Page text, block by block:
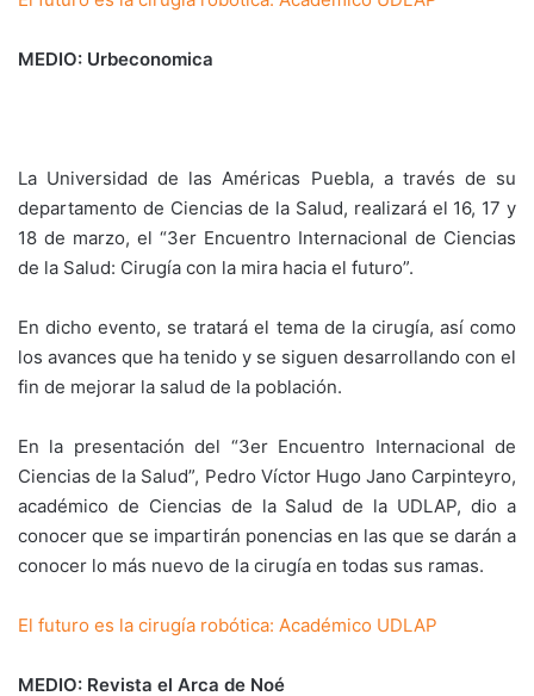
MEDIO: Urbeconomica
La Universidad de las Américas Puebla, a través de su
departamento de Ciencias de la Salud, realizará el 16, 17 y
18 de marzo, el “3er Encuentro Internacional de Ciencias
de la Salud: Cirugía con la mira hacia el futuro”.
En dicho evento, se tratará el tema de la cirugía, así como
los avances que ha tenido y se siguen desarrollando con el
fin de mejorar la salud de la población.
En la presentación del “3er Encuentro Internacional de
Ciencias de la Salud”, Pedro Víctor Hugo Jano Carpinteyro,
académico de Ciencias de la Salud de la UDLAP, dio a
conocer que se impartirán ponencias en las que se darán a
conocer lo más nuevo de la cirugía en todas sus ramas.
El futuro es la cirugía robótica: Académico UDLAP
MEDIO: Revista el Arca de Noé